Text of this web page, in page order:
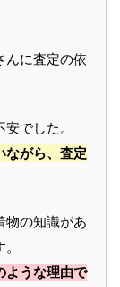
んに査定の依
でした。
ながら、査定
物の知識があ
ような理由で